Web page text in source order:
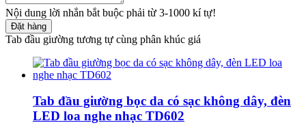
Nội dung lời nhắn bắt buộc phải từ 3-1000 kí tự!
Đặt hàng
Tab đầu giường tương tự cùng phân khúc giá
Tab đầu giường bọc da có sạc không dây, đèn
LED loa nghe nhạc TD602